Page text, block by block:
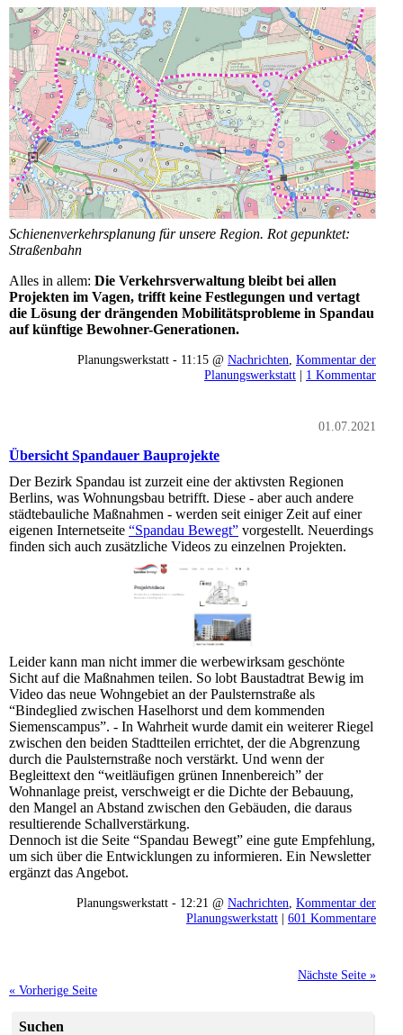
Schienenverkehrsplanung für unsere Region. Rot gepunktet:
Straßenbahn
Alles in allem: Die Verkehrsverwaltung bleibt bei allen
Projekten im Vagen, trifft keine Festlegungen und vertagt
die Lösung der drängenden Mobilitätsprobleme in Spandau
auf künftige Bewohner-Generationen.
Planungswerkstatt - 11:15 @ Nachrichten, Kommentar der
Planungswerkstatt | 1 Kommentar
01.07.2021
Übersicht Spandauer Bauprojekte
Der Bezirk Spandau ist zurzeit eine der aktivsten Regionen
Berlins, was Wohnungsbau betrifft. Diese - aber auch andere
städtebauliche Maßnahmen - werden seit einiger Zeit auf einer
eigenen Internetseite “Spandau Bewegt” vorgestellt. Neuerdings
finden sich auch zusätzliche Videos zu einzelnen Projekten.
Leider kann man nicht immer die werbewirksam geschönte
Sicht auf die Maßnahmen teilen. So lobt Baustadtrat Bewig im
Video das neue Wohngebiet an der Paulsternstraße als
“Bindeglied zwischen Haselhorst und dem kommenden
Siemenscampus”. - In Wahrheit wurde damit ein weiterer Riegel
zwischen den beiden Stadtteilen errichtet, der die Abgrenzung
durch die Paulsternstraße noch verstärkt. Und wenn der
Begleittext den “weitläufigen grünen Innenbereich” der
Wohnanlage preist, verschweigt er die Dichte der Bebauung,
den Mangel an Abstand zwischen den Gebäuden, die daraus
resultierende Schallverstärkung.
Dennoch ist die Seite “Spandau Bewegt” eine gute Empfehlung,
um sich über die Entwicklungen zu informieren. Ein Newsletter
ergänzt das Angebot.
Planungswerkstatt - 12:21 @ Nachrichten, Kommentar der
Planungswerkstatt | 601 Kommentare
Nächste Seite »
« Vorherige Seite
Suchen